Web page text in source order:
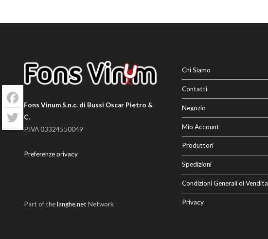
Fons Vinum S.n.c. di Bussi Oscar Pietro &
C.
P.IVA 03324550049
Preferenze privacy
Part of thelanghe.net Network
Chi Siamo
Contatti
Negozio
Mio Account
Produttori
Spedizioni
Condizioni Generali di Vendita
Privacy
Facebook
Twitter